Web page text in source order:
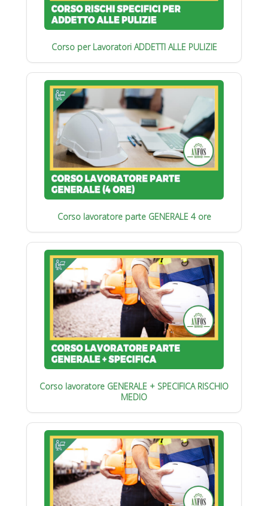
Corso per Lavoratori ADDETTI ALLE PULIZIE
Corso lavoratore parte GENERALE 4 ore
Corso lavoratore GENERALE + SPECIFICA RISCHIO
MEDIO